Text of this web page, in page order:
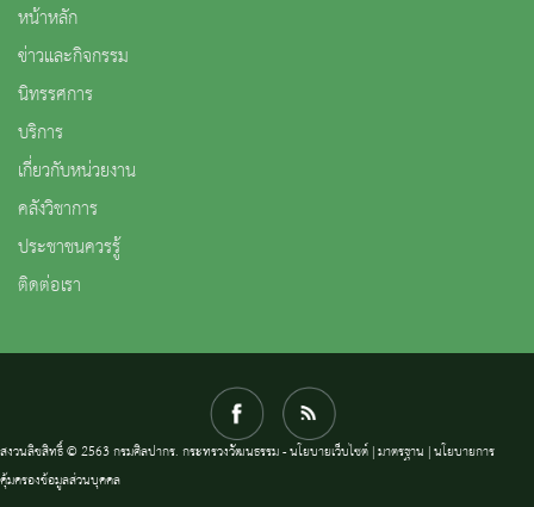
หน้าหลัก
ข่าวและกิจกรรม
นิทรรศการ
บริการ
เกี่ยวกับหน่วยงาน
คลังวิชาการ
ประชาชนควรรู้
ติดต่อเรา
สงวนลิขสิทธิ์ © 2563 กรมศิลปากร. กระทรวงวัฒนธรรม -นโยบายเว็บไซต์|มาตรฐาน |นโยบายการ
คุ้มครองข้อมูลส่วนบุคคล